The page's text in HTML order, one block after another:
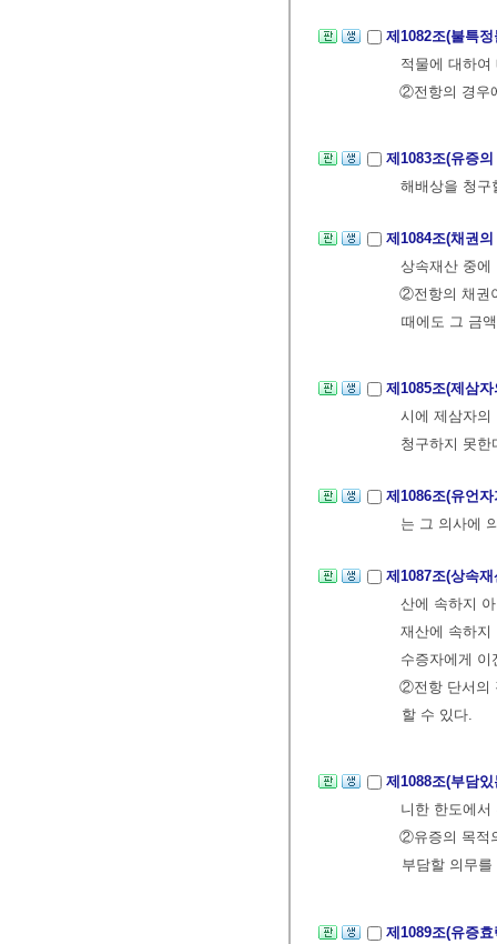
제1082조(불특
적물에 대하
②전항의 경우
제1083조(유증
해배상을 청구
제1084조(채권
상속재산 중에
②전항의 채권
때에도 그 금
제1085조(제삼
시에 제삼자의
청구하지 못한
제1086조(유언
는 그 의사에
제1087조(상속
산에 속하지
재산에 속하지
수증자에게 이
②전항 단서의
할 수 있다.
제1088조(부담
니한 한도에
②유증의 목적
부담할 의무를
제1089조(유증